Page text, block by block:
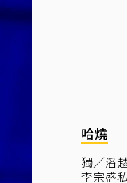
哈燒
獨／潘
李宗盛